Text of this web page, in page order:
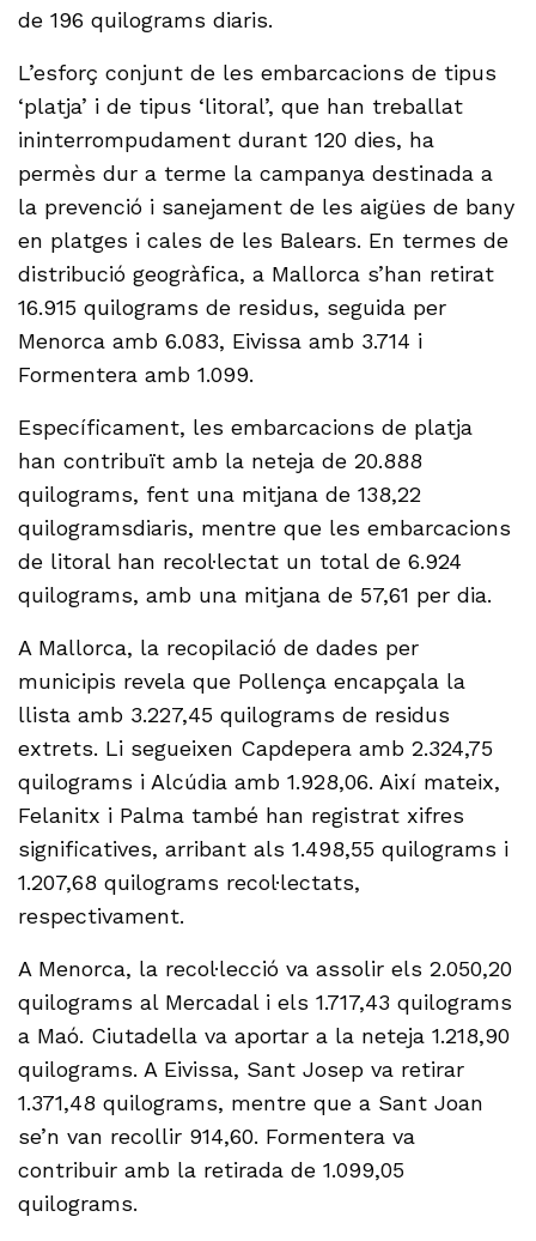
de 196 quilograms diaris.
L’esforç conjunt de les embarcacions de tipus
‘platja’ i de tipus ‘litoral’, que han treballat
ininterrompudament durant 120 dies, ha
permès dur a terme la campanya destinada a
la prevenció i sanejament de les aigües de bany
en platges i cales de les Balears. En termes de
distribució geogràfica, a Mallorca s’han retirat
16.915 quilograms de residus, seguida per
Menorca amb 6.083, Eivissa amb 3.714 i
Formentera amb 1.099.
Específicament, les embarcacions de platja
han contribuït amb la neteja de 20.888
quilograms, fent una mitjana de 138,22
quilogramsdiaris, mentre que les embarcacions
de litoral han recol·lectat un total de 6.924
quilograms, amb una mitjana de 57,61 per dia.
A Mallorca, la recopilació de dades per
municipis revela que Pollença encapçala la
llista amb 3.227,45 quilograms de residus
extrets. Li segueixen Capdepera amb 2.324,75
quilograms i Alcúdia amb 1.928,06. Així mateix,
Felanitx i Palma també han registrat xifres
significatives, arribant als 1.498,55 quilograms i
1.207,68 quilograms recol·lectats,
respectivament.
A Menorca, la recol·lecció va assolir els 2.050,20
quilograms al Mercadal i els 1.717,43 quilograms
a Maó. Ciutadella va aportar a la neteja 1.218,90
quilograms. A Eivissa, Sant Josep va retirar
1.371,48 quilograms, mentre que a Sant Joan
se’n van recollir 914,60. Formentera va
contribuir amb la retirada de 1.099,05
quilograms.